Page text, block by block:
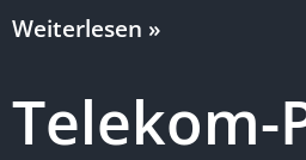
Weiterlesen »
Telekom-